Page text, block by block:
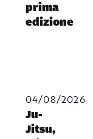
prima
edizione
04/08/2026
Ju-
Jitsu,